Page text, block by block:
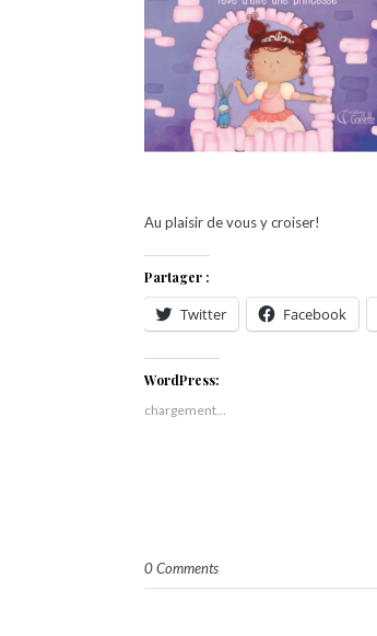
Au plaisir de vous y croiser!
Partager :
Twitter Facebook
WordPress:
chargement…
0 Comments